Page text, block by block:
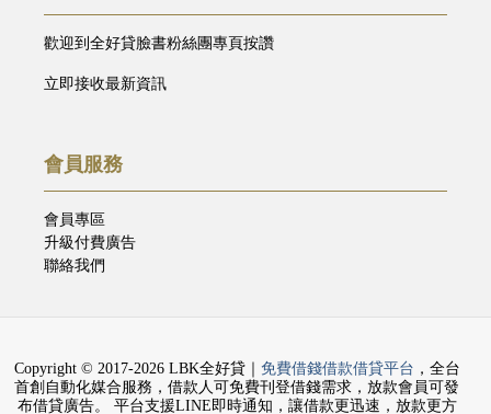
歡迎到全好貸臉書粉絲團專頁按讚
立即接收最新資訊
會員服務
會員專區
升級付費廣告
聯絡我們
Copyright © 2017-2026 LBK全好貸｜ 免費借錢借款借貸平台 ，全台
首創自動化媒合服務，借款人可免費刊登借錢需求，放款會員可發
布借貸廣告。 平台支援LINE即時通知，讓借款更迅速，放款更方